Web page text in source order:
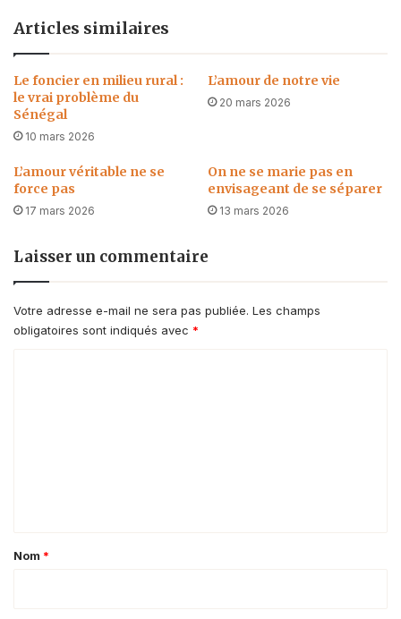
Articles similaires
Le foncier en milieu rural :
le vrai problème du
Sénégal
10 mars 2026
L’amour de notre vie
20 mars 2026
L’amour véritable ne se
force pas
17 mars 2026
On ne se marie pas en
envisageant de se séparer
13 mars 2026
Laisser un commentaire
Votre adresse e-mail ne sera pas publiée. Les champs
obligatoires sont indiqués avec *
a
Nom *